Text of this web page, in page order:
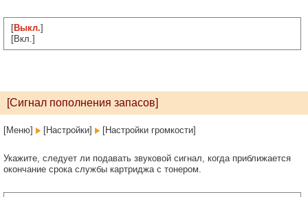
[Выкл.]
[Вкл.]
[Сигнал пополнения запасов]
[Меню] [Настройки] [Настройки громкости]
Укажите, следует ли подавать звуковой сигнал, когда приближается
окончание срока службы картриджа с тонером.